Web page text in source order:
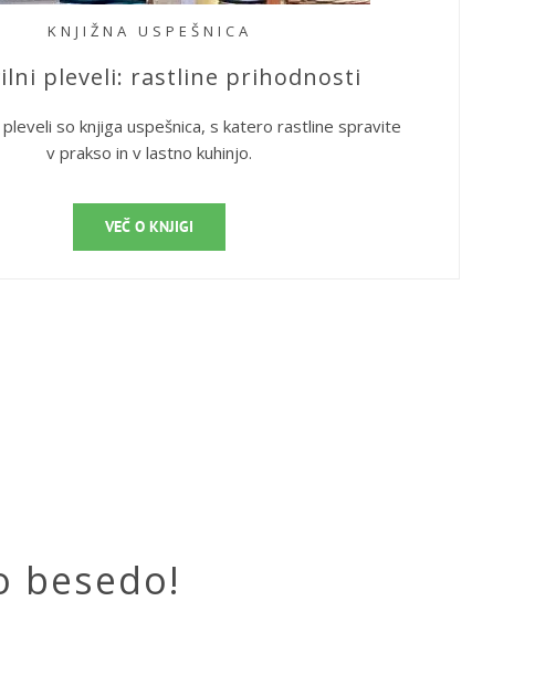
KNJIŽNA USPEŠNICA
pleveli: rastline prihodnosti
so knjiga uspešnica, s katero rastline spravite
v prakso in v lastno kuhinjo.
VEČ O KNJIGI
besedo!